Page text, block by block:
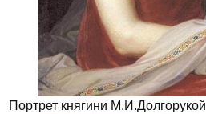
Портрет княгини М.И.Долгорукой